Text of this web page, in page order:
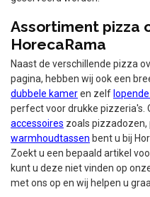
geserveerd worden.
Assortiment pizza
HorecaRama
Naast de verschillende pizza
pagina, hebben wij ook een
dubbele kamer
en zelf
perfect voor drukke pizzeria's.
accessoires
zoals
warmhoudtassen
bent u bij
Zoekt u een bepaald artikel
kunt u deze niet vinden op
met ons op en wij helpen u